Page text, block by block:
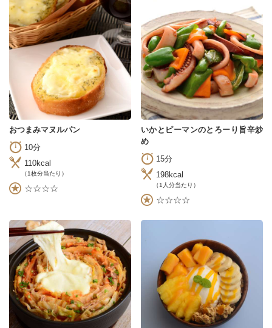
おつまみマヌルパン
10分
110kcal
（1枚分当たり）
☆☆☆☆
いかとピーマンのとろーり旨辛炒
め
15分
198kcal
（1人分当たり）
☆☆☆☆